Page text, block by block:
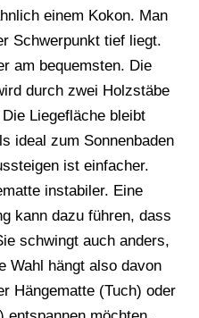
einem Kokon. Man
Schwerpunkt tief liegt.
am bequemsten. Die
durch zwei Holzstäbe
Liegefläche bleibt
ideal zum Sonnenbaden
ist einfacher.
instabiler. Eine
kann dazu führen, dass
schwingt auch anders,
Wahl hängt also davon
Hängematte (Tuch) oder